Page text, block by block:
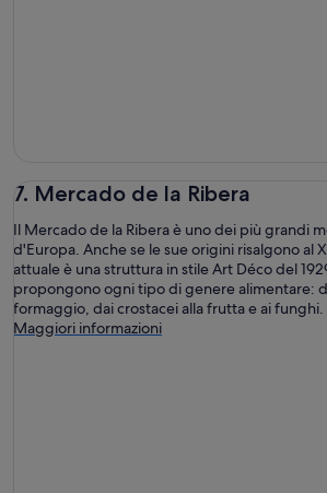
7. Mercado de la Ribera
Il Mercado de la Ribera è uno dei più grandi
d'Europa. Anche se le sue origini risalgono al
attuale è una struttura in stile Art Déco del
propongono ogni tipo di genere alimentare:
formaggio, dai crostacei alla frutta e ai funghi.
Maggiori informazioni